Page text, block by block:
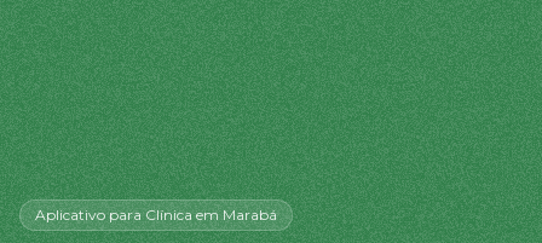
Aplicativopara Clínica em Marabá